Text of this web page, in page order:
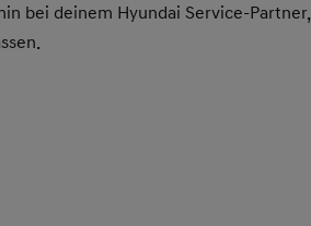
bei deinem Hyundai Service-Partner,